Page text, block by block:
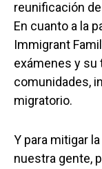
reunificación
En cuanto a la
Immigrant
exámenes y su
comunidades,
migratorio.
Y para mitigar
nuestra gente,